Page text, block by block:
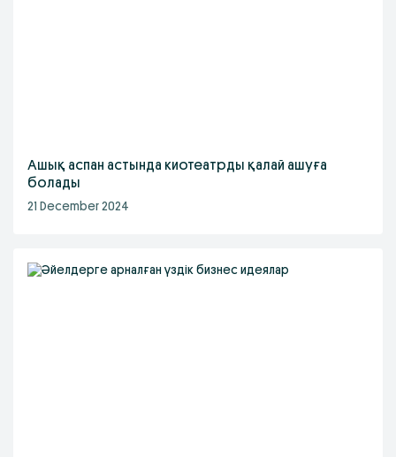
Ашық аспан астында киотеатрды қалай ашуға
болады
21 December 2024